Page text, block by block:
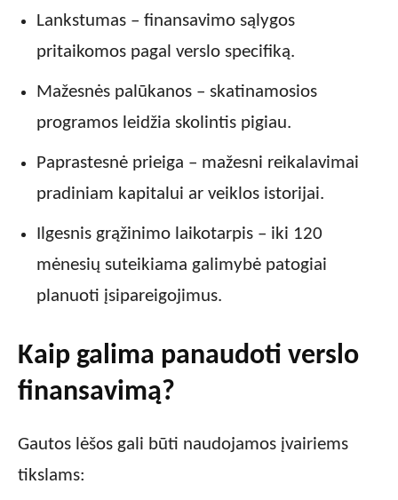
Lankstumas – finansavimo sąlygos
pritaikomos pagal verslo specifiką.
Mažesnės palūkanos – skatinamosios
programos leidžia skolintis pigiau.
Paprastesnė prieiga – mažesni reikalavimai
pradiniam kapitalui ar veiklos istorijai.
Ilgesnis grąžinimo laikotarpis – iki 120
mėnesių suteikiama galimybė patogiai
planuoti įsipareigojimus.
Kaip galima panaudoti verslo
finansavimą?
Gautos lėšos gali būti naudojamos įvairiems
tikslams: